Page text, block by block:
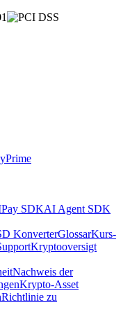
Prime
Pay SDKAI Agent SDK
KonverterGlossarKurs-
Kryptooversigt
Nachweis der
Krypto-Asset
Richtlinie zu